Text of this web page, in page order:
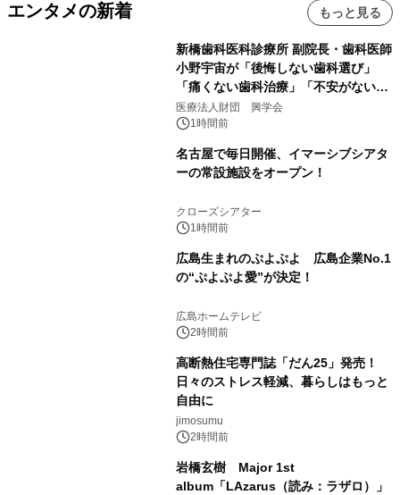
エンタメの新着 もっと見る
新橋歯科医科診療所 副院長・歯科医師
小野宇宙が「後悔しない歯科選び」
「痛くない歯科治療」「不安がない治
療計画」をテーマに専門監修
医療法人財団 興学会
1時間前
名古屋で毎日開催、イマーシブシアタ
ーの常設施設をオープン！
クローズシアター
1時間前
広島生まれのぷよぷよ 広島企業No.1
の“ぷよぷよ愛”が決定！
広島ホームテレビ
2時間前
高断熱住宅専門誌「だん25」発売！
日々のストレス軽減、暮らしはもっと
自由に
jimosumu
2時間前
岩橋玄樹 Major 1st
album「LAzarus（読み：ラザロ）」